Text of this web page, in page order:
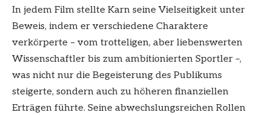
In jedem Film stellte Karn seine Vielseitigkeit unter
Beweis, indem er verschiedene Charaktere
verkörperte – vom trotteligen, aber liebenswerten
Wissenschaftler bis zum ambitionierten Sportler –,
was nicht nur die Begeisterung des Publikums
steigerte, sondern auch zu höheren finanziellen
Erträgen führte. Seine abwechslungsreichen Rollen